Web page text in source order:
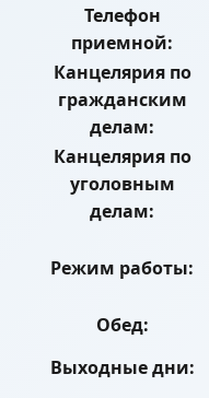
Телефон
приемной:
Канцелярия по
гражданским
делам:
Канцелярия по
уголовным
делам:
Режим работы:
Обед:
Выходные дни: